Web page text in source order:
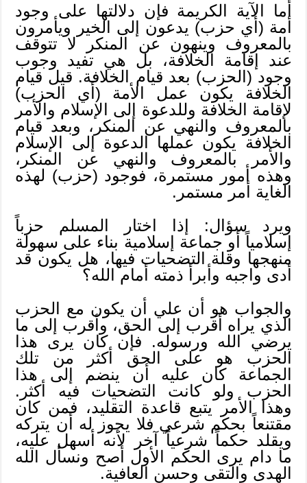
أما الآية الكريمة فإن دلالتها على وجود
أمة (أي حزب) يدعون إلى الخير ويأمرون
بالمعروف وينهون عن المنكر لا تتوقف
عند إقامة الخلافة، بل هي تفيد وجوب
وجود (الحزب) بعد قيام الخلافة. قيل قيام
الخلافة يكون عمل الأمة (أي الحزب)
لإقامة الخلافة وللدعوة إلى الإسلام والأمر
بالمعروف والنهي عن المنكر، وبعد قيام
الخلافة يكون عملها الدعوة إلى الإسلام
والأمر بالمعروف والنهي عن المنكر،
وهذه أمور مستمرة، فوجود (حزب) لهذه
الغاية أمر مستمر.
ويرد سؤال: إذا اختار المسلم حزباً
إسلامياً أو جماعة إسلامية بناء على سهولة
منهجها وقلة التضحيات فيها، هل يكون قد
أدى واجبه وأبرأ ذمته أمام الله؟
والجواب هو أن علي أن يكون مع الحزب
الذي يراه أقرب إلى الحق، وأقرب إلى ما
يرضي الله ورسوله. فإن كان يرى هذا
الحزب هو على الحق أكثر من تلك
الجماعة كان عليه أن ينضم إلى هذا
الحزب ولو كانت التضحيات فيه أكثر.
وهذا الأمر يتبع قاعدة التقليد، فمن كان
مقتنعاً بحكم شرعي فلا يجوز له أن يتركه
ويقلد حكماً شرعياً آخر لأنه أسهل عليه،
ما دام يرى الحكم الأول أصح ونسأل الله
الهدى والتقى وحسن العافية.